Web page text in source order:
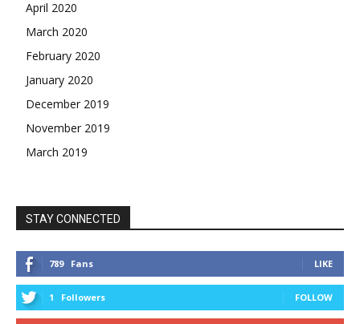
April 2020
March 2020
February 2020
January 2020
December 2019
November 2019
March 2019
STAY CONNECTED
789 Fans LIKE
1 Followers FOLLOW